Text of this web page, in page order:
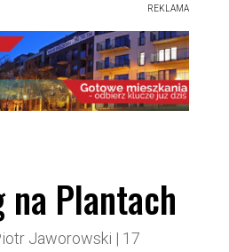
REKLAMA
na Plantach
Jaworowski | 17